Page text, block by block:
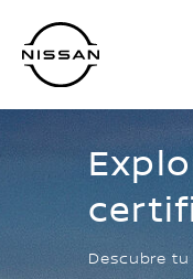
contenido
principal
Descubre